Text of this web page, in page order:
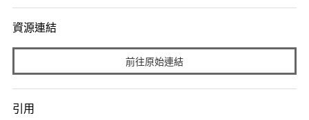
資源連結
前往原始連結
引用